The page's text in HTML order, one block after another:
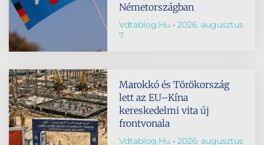
Németországban
Vdtablog.hu
2026. augusztus
7.
Marokkó és Törökország
lett az EU–Kína
kereskedelmi vita új
frontvonala
Vdtablog.hu
2026. augusztus